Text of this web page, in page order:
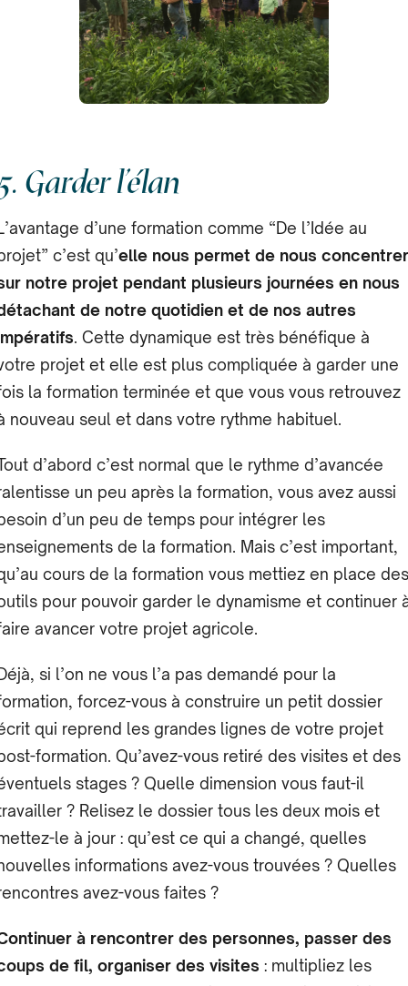
Garder l’élan
d’une formation comme “De l’Idée au
c’est qu’elle nous permet de nous concentrer
notre projet pendant plusieurs journées en nous
de notre quotidien et de nos autres
. Cette dynamique est très bénéfique à
projet et elle est plus compliquée à garder une
la formation terminée et que vous vous retrouvez
nouveau seul et dans votre rythme habituel.
d’abord c’est normal que le rythme d’avancée
un peu après la formation, vous avez aussi
d’un peu de temps pour intégrer les
de la formation. Mais c’est important,
cours de la formation vous mettiez en place des
pour pouvoir garder le dynamisme et continuer
avancer votre projet agricole.
si l’on ne vous l’a pas demandé pour la
forcez-vous à construire un petit dossier
qui reprend les grandes lignes de votre projet
formation. Qu’avez-vous retiré des visites et des
stages ? Quelle dimension vous faut-il
? Relisez le dossier tous les deux mois et
le à jour : qu’est ce qui a changé, quelles
informations avez-vous trouvées ? Quelles
avez-vous faites ?
à rencontrer des personnes, passer des
de fil, organiser des visites : multipliez les